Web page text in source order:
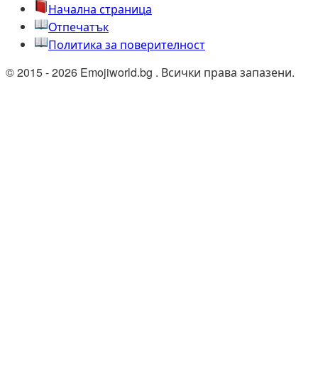
Начална страница
Oтпечатък
Политика за поверителност
© 2015 - 2026 Emojiworld.bg . Всички права запазени.